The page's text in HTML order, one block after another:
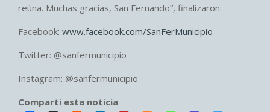
reúna. Muchas gracias, San Fernando”, finalizaron.
Facebook: www.facebook.com/SanFerMunicipio
Twitter: @sanfermunicipio
Instagram: @sanfermunicipio
Comparti esta noticia